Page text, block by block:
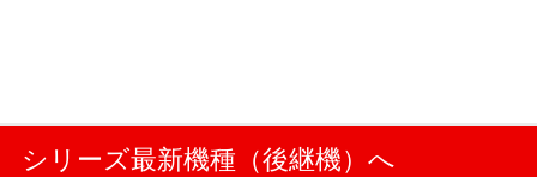
シリーズ最新機種（後継機）へ